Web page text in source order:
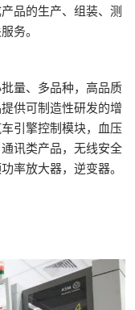
品的生产、组装、测
务。
量、多品种，高品质
供可制造性研发的增
引擎控制模块，血压
讯类产品，无线安全
率放大器，逆变器。